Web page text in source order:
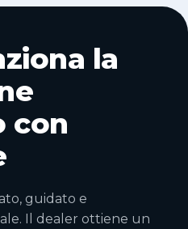
la
con
guidato e
Il dealer ottiene un